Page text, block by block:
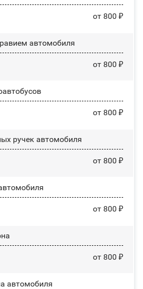
от 800 ₽
автомобиля
от 800 ₽
от 800 ₽
ручек автомобиля
от 800 ₽
от 800 ₽
от 800 ₽
автомобиля